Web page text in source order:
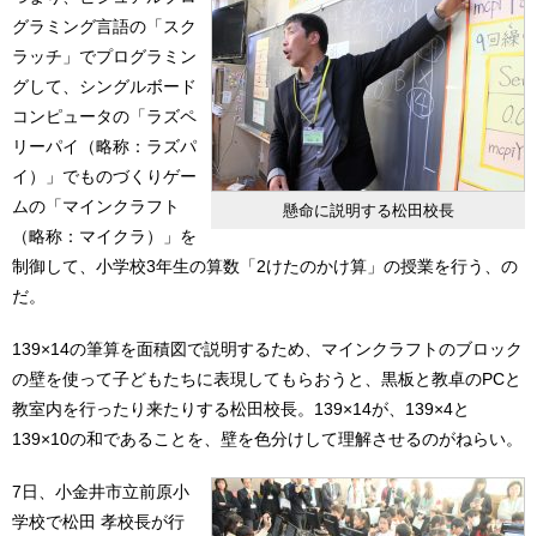
懸命に説明する松田校長
グラミング言語の「スク
ラッチ」でプログラミン
グして、シングルボード
コンピュータの「ラズペ
リーパイ（略称：ラズパ
イ）」でものづくりゲー
ムの「マインクラフト
（略称：マイクラ）」を
制御して、小学校3年生の算数「2けたのかけ算」の授業を行う、の
だ。
139×14の筆算を面積図で説明するため、マインクラフトのブロック
の壁を使って子どもたちに表現してもらおうと、黒板と教卓のPCと
教室内を行ったり来たりする松田校長。139×14が、139×4と
139×10の和であることを、壁を色分けして理解させるのがねらい。
7日、小金井市立前原小
学校で松田 孝校長が行